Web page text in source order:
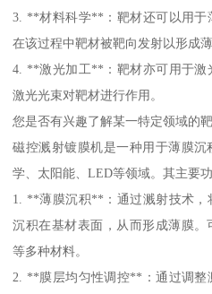
3. **材料科学**：靶材还可以用于
在该过程中靶材被靶向发射以形成薄
4. **激光加工**：靶材亦可用于激
激光光束对靶材进行作用。
您是否有兴趣了解某一特定领域的
磁控溅射镀膜机是一种用于薄膜
学、太阳能、LED等领域。其主要功
1. **薄膜沉积**：通过溅射技术，
沉积在基材表面，从而形成薄膜
等多种材料。
2. **膜层均匀性调控**：通过调整